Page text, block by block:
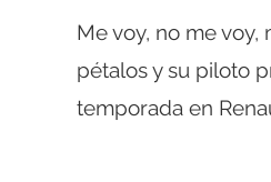
Me voy, no me voy,
pétalos y su piloto
temporada en